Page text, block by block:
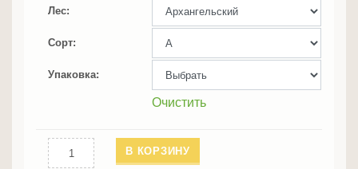
Лес
Сорт
Упаковка
Очистить
Количество
В КОРЗИНУ